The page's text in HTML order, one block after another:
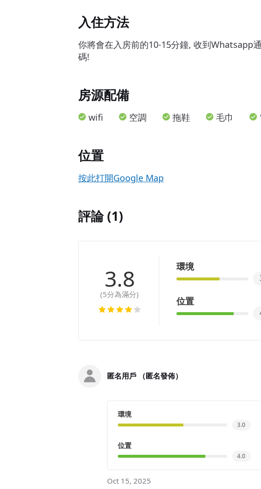
入住方法
你將會在入房前的10-15分鐘, 收到Whatsapp
碼!
房源配備
wifi 空調 拖鞋 毛巾
位置
按此打開Google Map
評論 (1)
3.8
(5分為滿分)
環境
位置
匿名用戶 （匿名發佈）
環境
3.0
位置
4.0
Oct 15, 2025